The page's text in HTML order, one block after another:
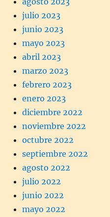
julio 2023
junio 2023
mayo 2023
abril 2023
marzo 2023
febrero 2023
enero 2023
diciembre 2022
noviembre 2022
octubre 2022
septiembre 2022
agosto 2022
julio 2022
junio 2022
mayo 2022